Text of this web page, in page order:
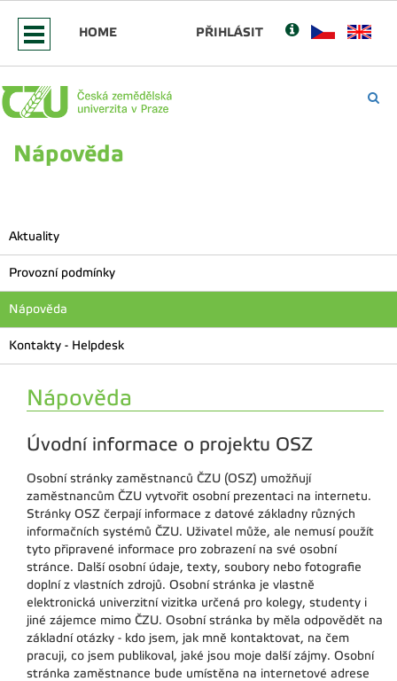
HOME PŘIHLÁSIT
Nápověda
Aktuality
Provozní podmínky
Nápověda
Kontakty - Helpdesk
Nápověda
Úvodní informace o projektu OSZ
Osobní stránky zaměstnanců ČZU (OSZ) umožňují
zaměstnancům ČZU vytvořit osobní prezentaci na internetu.
Stránky OSZ čerpají informace z datové základny různých
informačních systémů ČZU. Uživatel může, ale nemusí použít
tyto připravené informace pro zobrazení na své osobní
stránce. Další osobní údaje, texty, soubory nebo fotografie
doplní z vlastních zdrojů. Osobní stránka je vlastně
elektronická univerzitní vizitka určená pro kolegy, studenty i
jiné zájemce mimo ČZU. Osobní stránka by měla odpovědět na
základní otázky - kdo jsem, jak mně kontaktovat, na čem
pracuji, co jsem publikoval, jaké jsou moje další zájmy. Osobní
stránka zaměstnance bude umístěna na internetové adrese